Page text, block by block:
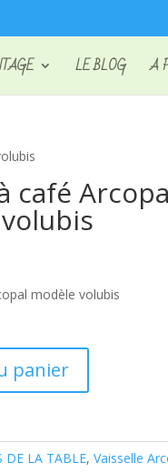
LE BLOG A
café
modèle volubis
panier
DE LA TABLE,Vaisselle